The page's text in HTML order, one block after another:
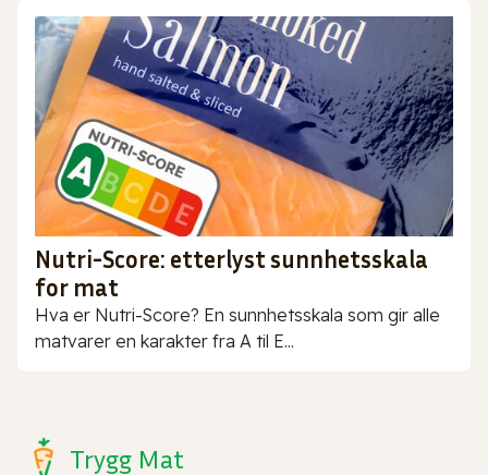
Nutri-Score: etterlyst sunnhetsskala
for mat
Hva er Nutri-Score? En sunnhetsskala som gir alle
matvarer en karakter fra A til E...
Trygg Mat